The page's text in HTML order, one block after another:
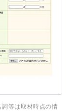
等は取材時点の情